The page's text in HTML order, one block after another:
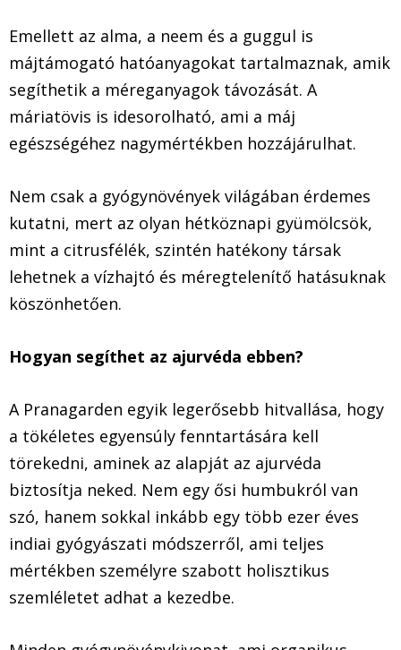
Emellett az alma, a neem és a guggul is
májtámogató hatóanyagokat tartalmaznak, amik
segíthetik a méreganyagok távozását. A
máriatövis is idesorolható, ami a máj
egészségéhez nagymértékben hozzájárulhat.
Nem csak a gyógynövények világában érdemes
kutatni, mert az olyan hétköznapi gyümölcsök,
mint a citrusfélék, szintén hatékony társak
lehetnek a vízhajtó és méregtelenítő hatásuknak
köszönhetően.
Hogyan segíthet az ajurvéda ebben?
A Pranagarden egyik legerősebb hitvallása, hogy
a tökéletes egyensúly fenntartására kell
törekedni, aminek az alapját az ajurvéda
biztosítja neked. Nem egy ősi humbukról van
szó, hanem sokkal inkább egy több ezer éves
indiai gyógyászati módszerről, ami teljes
mértékben személyre szabott holisztikus
szemléletet adhat a kezedbe.